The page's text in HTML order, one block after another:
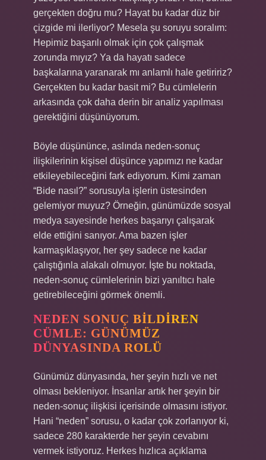
gerçekten doğru mu? Hayat bu kadar düz bir
çizgide mi ilerliyor? Mesela şu soruyu soralım:
Hepimiz başarılı olmak için çok çalışmak
zorunda mıyız? Ya da hayatı sadece
başkalarına yaranarak mı anlamlı hale getiririz?
Gerçekten bu kadar basit mi? Bu cümlelerin
arkasında çok daha derin bir analiz yapılması
gerektiğini düşünüyorum.
Böyle düşününce, aslında neden-sonuç
ilişkilerinin kişisel düşünce yapımızı ne kadar
etkileyebileceğini fark ediyorum. Kimi zaman
“Bide nasıl?” sorusuyla işlerin üstesinden
gelemiyor muyuz? Örneğin, günümüzde sosyal
medya sayesinde herkes başarıyı çalışarak
elde ettiğini sanıyor. Ama bazen işler
karmaşıklaşıyor, her şey sadece ne kadar
çalıştığınla alakalı olmuyor. İşte bu noktada,
neden-sonuç cümlelerinin bizi yanıltıcı hale
getirebileceğini görmek önemli.
NEDEN SONUÇ BILDIREN
CÜMLE: GÜNÜMÜZ
DÜNYASINDA ROLÜ
Günümüz dünyasında, her şeyin hızlı ve net
olması bekleniyor. İnsanlar artık her şeyin bir
neden-sonuç ilişkisi içerisinde olmasını istiyor.
Hani “neden” sorusu, o kadar çok zorlanıyor ki,
sadece 280 karakterde her şeyin cevabını
vermek istiyoruz. Herkes hızlıca açıklama